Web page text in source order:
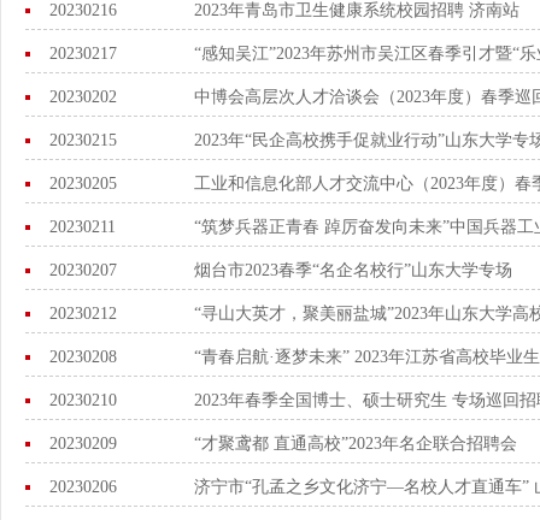
20230216 2023年青岛市卫生健康系统校园招聘 济南站
20230217 “感知吴江”2023年苏州市吴江区春季引才暨“
20230202 中博会高层次人才洽谈会（2023年度）春季巡
20230215 2023年“民企高校携手促就业行动”山东大学专
20230205 工业和信息化部人才交流中心（2023年度）
20230211 “筑梦兵器正青春 踔厉奋发向未来”中国兵器
20230207 烟台市2023春季“名企名校行”山东大学专场
20230212 “寻山大英才，聚美丽盐城”2023年山东大学高
20230208 “青春启航·逐梦未来” 2023年江苏省高校毕业
20230210 2023年春季全国博士、硕士研究生 专场巡回
20230209 “才聚鸢都 直通高校”2023年名企联合招聘会
20230206 济宁市“孔孟之乡文化济宁—名校人才直通车”